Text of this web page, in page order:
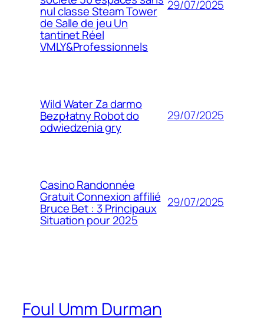
nul classe Steam Tower
de Salle de jeu Un
tantinet Réel
VMLY&Professionnels
29/07/2025
Wild Water Za darmo
Bezpłatny Robot do
odwiedzenia gry
29/07/2025
Casino Randonnée
Gratuit Connexion affilié
Bruce Bet : 3 Principaux
Situation pour 2025
29/07/2025
Foul Umm Durman